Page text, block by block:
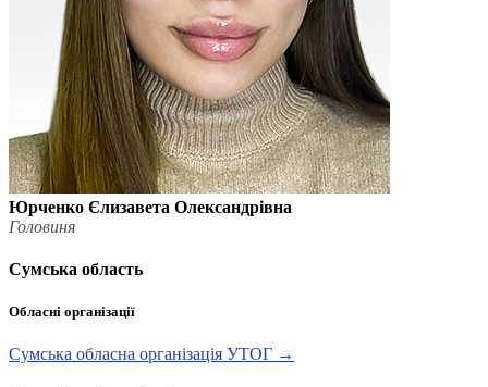
Юрченко Єлизавета Олександрівна
Головиня
Сумська область
Обласні організації
Сумська обласна організація УТОГ →